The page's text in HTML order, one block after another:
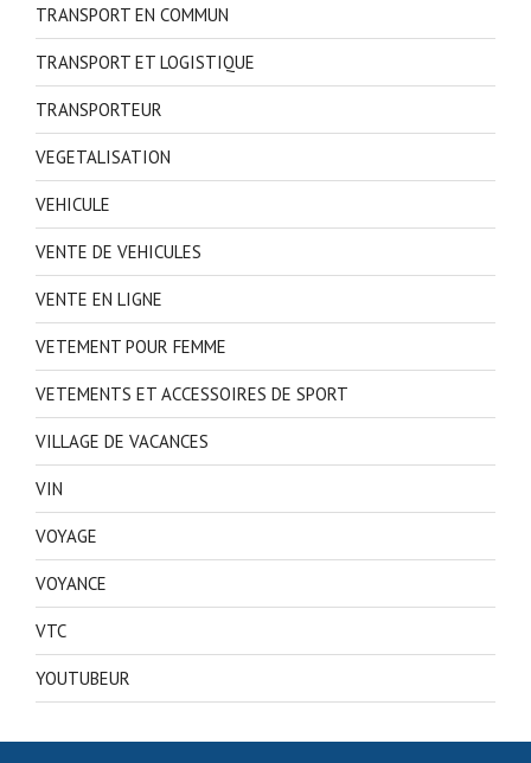
TRANSPORT EN COMMUN
TRANSPORT ET LOGISTIQUE
TRANSPORTEUR
VEGETALISATION
VEHICULE
VENTE DE VEHICULES
VENTE EN LIGNE
VETEMENT POUR FEMME
VETEMENTS ET ACCESSOIRES DE SPORT
VILLAGE DE VACANCES
VIN
VOYAGE
VOYANCE
VTC
YOUTUBEUR